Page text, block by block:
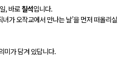
, 바로칠석입니다.
가 오작교에서 만나는 날’을 먼저 떠올리실
미가 담겨 있답니다.